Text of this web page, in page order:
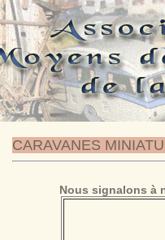
CARAVANES
Nous signalons à